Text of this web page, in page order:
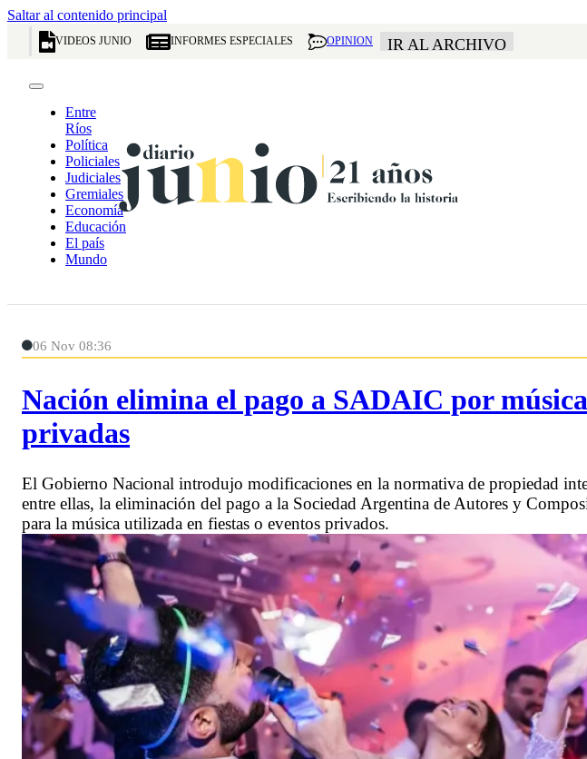
Saltar al contenido principal
VIDEOS JUNIO INFORMES ESPECIALES OPINION IR AL ARCHIVO
Entre
Ríos
Política
Policiales
Judiciales
Gremiales
Economía
Educación
El país
Mundo
06 Nov 08:36
Nación elimina el pago a SADAIC por
privadas
El Gobierno Nacional introdujo modificaciones en la normativa de propiedad
entre ellas, la eliminación del pago a la Sociedad Argentina de Autores y
para la música utilizada en fiestas o eventos privados.